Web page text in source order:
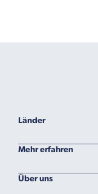
Länder
Mehr erfahren
Über uns